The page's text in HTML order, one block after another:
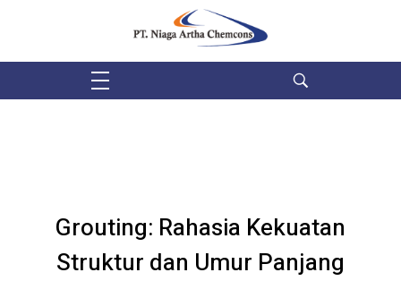
PT Niaga Artha Chemcons
Grouting: Rahasia Kekuatan
Struktur dan Umur Panjang